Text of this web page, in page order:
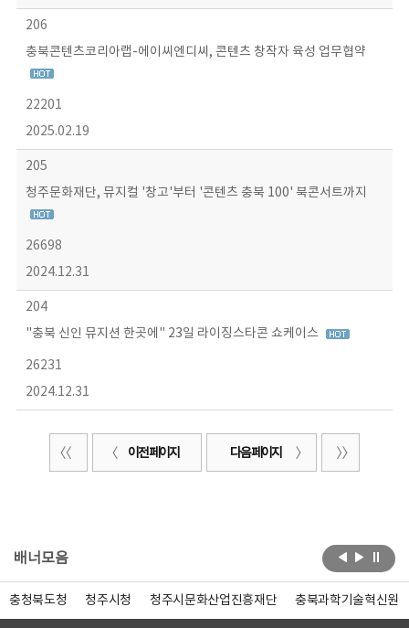
206
충북콘텐츠코리아랩-에이씨엔디씨, 콘텐츠 창작자 육성 업무협약
22201
2025.02.19
205
청주문화재단, 뮤지컬 '창고'부터 '콘텐츠 충북 100' 북콘서트까지
26698
2024.12.31
204
"충북 신인 뮤지션 한곳에" 23일 라이징스타콘 쇼케이스
26231
2024.12.31
이전 페이지 다음 페이지
배너모음
충청북도청 청주시청 청주시문화산업진흥재단 충북과학기술혁신원